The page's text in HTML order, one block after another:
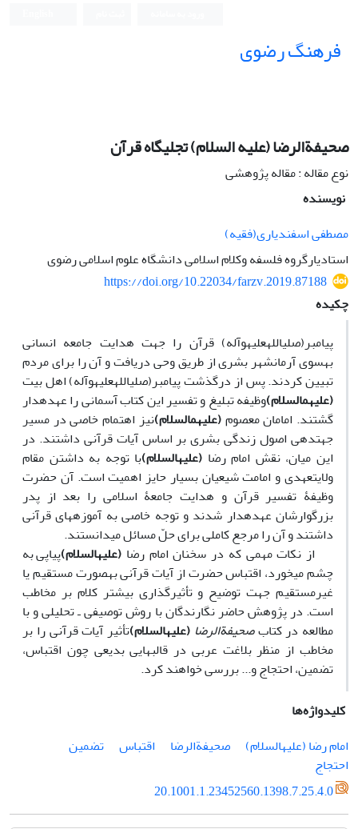
فرهنگ رضوی
صحیفة‎الرضا (علیه ‎السلام) تجلیگاه قرآن
نوع مقاله : مقاله پژوهشی
نویسنده
مصطفی اسفندیاری(فقیه)
استادیارگروه فلسفه وکلام اسلامی دانشگاه علوم اسلامی رضوی
https://doi.org/10.22034/farzv.2019.87188
چکیده
پیامبر(صلی‎الله‎علیه‎وآله) قرآن را جهت هدایت جامعه انسانی
به‎سوی آرمان‎شهر بشری از طریق وحی دریافت و آن را برای مردم
تبیین کردند. پس از درگذشت پیامبر(صلی‎الله‎علیه‎وآله) اهل بیت
(علیهمالسلام)
وظیفه تبلیغ و تفسیر این کتاب آسمانی را عهده‎دار
گشتند. امامان معصوم(علیهمالسلام)نیز اهتمام خاصی در مسیر
جهت‎دهی اصول زندگی بشری بر اساس آیات قرآنی داشتند. در
این میان، نقش امام رضا (علیهالسلام)با توجه به داشتن مقام
ولایتعهدی و امامت شیعیان بسیار حایز اهمیت است. آن‎ حضرت
وظیفۀ تفسیر قرآن و هدایت جامعۀ اسلامی را بعد از پدر
بزرگوارشان عهده‎دار شدند و توجه خاصی به آموزه‎های قرآنی
داشتند و آن را مرجع کاملی برای حلّ مسائل می‎دانستند.
از نکات مهمی که در سخنان امام رضا (علیهالسلام)پیاپی به
چشم می‎خورد، اقتباس حضرت از آیات قرآنی به‎صورت مستقیم یا
غیرمستقیم جهت توضیح و تأثیرگذاری بیشتر کلام بر مخاطب
است. در پژوهش حاضر نگارندگان با روش توصیفی ـ تحلیلی و با
مطالعه در کتابصحیفةالرضا (علیهالسلام)تأثیر آیات قرآنی را بر
مخاطب از منظر بلاغت عربی در قالب‎هایی بدیعی چون اقتباس،
تضمین، احتجاج و... بررسی خواهند کرد.
کلیدواژه‌ها
امام رضا (علیه‎السلام)
صحیفة‎الرضا اقتباس
تضمین
احتجاج
20.1001.1.23452560.1398.7.25.4.0